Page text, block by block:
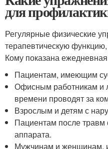
для
Регулярные физические
терапевтическую
Кому показана
Пациентам, имеющим
Офисным работникам и
времени проводят за
Взрослым и детям с
Пациентам после травм
аппарата.
Мужчинам и